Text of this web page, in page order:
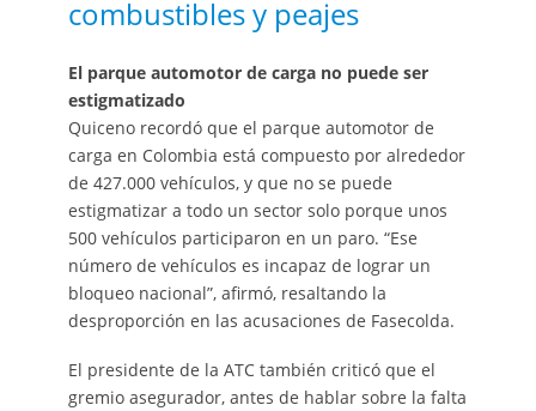
combustibles y peajes
El parque automotor de carga no puede ser
estigmatizado
Quiceno recordó que el parque automotor de
carga en Colombia está compuesto por alrededor
de 427.000 vehículos, y que no se puede
estigmatizar a todo un sector solo porque unos
500 vehículos participaron en un paro. “Ese
número de vehículos es incapaz de lograr un
bloqueo nacional”, afirmó, resaltando la
desproporción en las acusaciones de Fasecolda.
El presidente de la ATC también criticó que el
gremio asegurador, antes de hablar sobre la falta